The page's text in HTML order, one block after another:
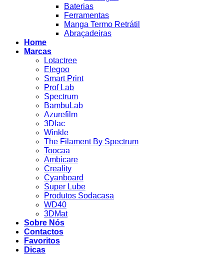
Baterias
Ferramentas
Manga Termo Retrátil
Abraçadeiras
Home
Marcas
Lotactree
Elegoo
Smart Print
Prof Lab
Spectrum
BambuLab
Azurefilm
3Dlac
Winkle
The Filament By Spectrum
Toocaa
Ambicare
Creality
Cyanboard
Super Lube
Produtos Sodacasa
WD40
3DMat
Sobre Nós
Contactos
Favoritos
Dicas